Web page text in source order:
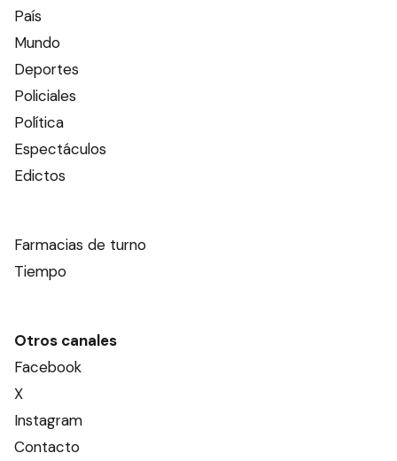
País
Mundo
Deportes
Policiales
Política
Espectáculos
Edictos
Farmacias de turno
Tiempo
Otros canales
Facebook
X
Instagram
Contacto